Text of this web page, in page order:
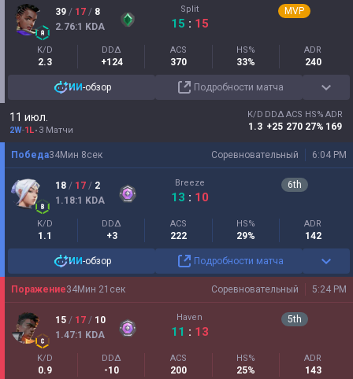
39 / 17 / 8
2.76:1 KDA
Split
15 : 15
MVP
K/D
2.3
DDΔ
+124
ACS
370
HS%
33%
ADR
240
ИИ-обзор Подробности матча
11 июл.
2W-1L 3 Матчи
K/D
1.3
DDΔ
+25
ACS
270
HS%
27%
ADR
169
Соревновательный 6:04 PM
Победа34Мин 8сек
18 / 17 / 2
1.18:1 KDA
Breeze
13 : 10
6th
K/D
1.1
DDΔ
+3
ACS
222
HS%
29%
ADR
142
ИИ-обзор Подробности матча
Соревновательный 5:24 PM
Поражение34Мин 21 сек
15 / 17 / 10
1.47:1 KDA
Haven
11 : 13
5th
K/D
0.9
DDΔ
-10
ACS
200
HS%
25%
ADR
143